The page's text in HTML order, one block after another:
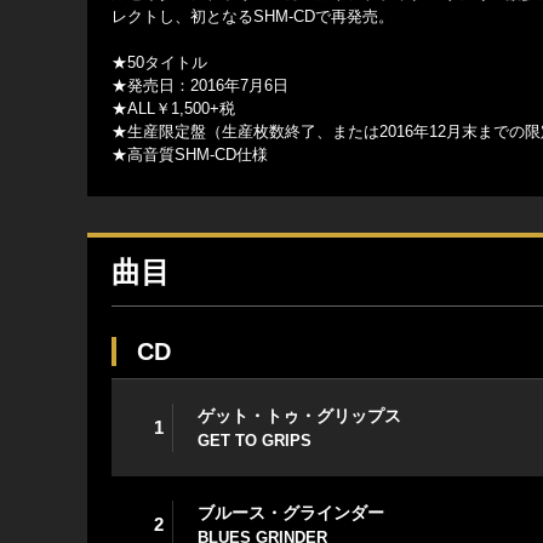
レクトし、初となるSHM-CDで再発売。
★50タイトル
★発売日：2016年7月6日
★ALL￥1,500+税
★生産限定盤（生産枚数終了、または2016年12月末までの限
★高音質SHM-CD仕様
曲目
CD
1
ゲット・トゥ・グリップス
GET TO GRIPS
2
ブルース・グラインダー
BLUES GRINDER